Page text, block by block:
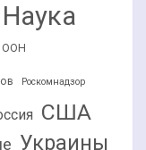
Наука
ООН
Роскомнадзор
США
Украины